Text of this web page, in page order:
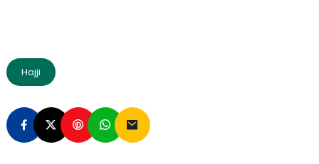
Hajji